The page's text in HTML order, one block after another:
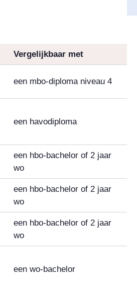
Vergelijkbaar met
een mbo-diploma niveau 4
een havodiploma
een hbo-bachelor of 2 jaar
wo
een hbo-bachelor of 2 jaar
wo
een hbo-bachelor of 2 jaar
wo
een wo-bachelor